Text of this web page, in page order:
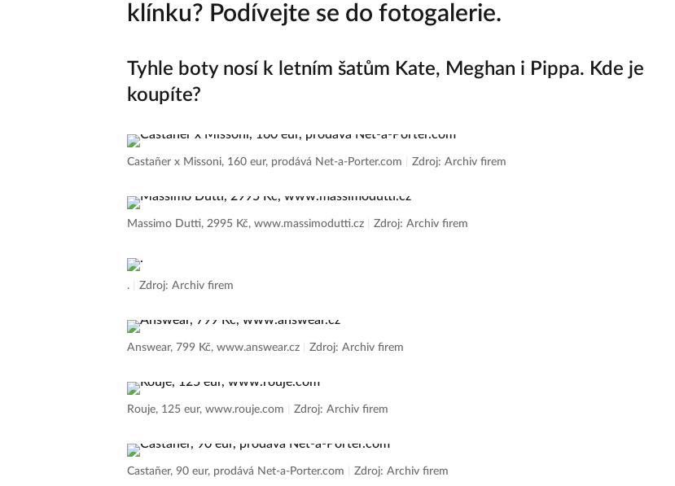
klínku? Podívejte se do fotogalerie.
Tyhle boty nosí k letním šatům Kate, Meghan i Pippa. Kde je
koupíte?
Castañer x Missoni, 160 eur, prodává Net-a-Porter.com Zdroj: Archiv firem
Massimo Dutti, 2995 Kč, www.massimodutti.cz Zdroj: Archiv firem
. Zdroj: Archiv firem
Answear, 799 Kč, www.answear.cz Zdroj: Archiv firem
Rouje, 125 eur, www.rouje.com Zdroj: Archiv firem
Castañer, 90 eur, prodává Net-a-Porter.com Zdroj: Archiv firem